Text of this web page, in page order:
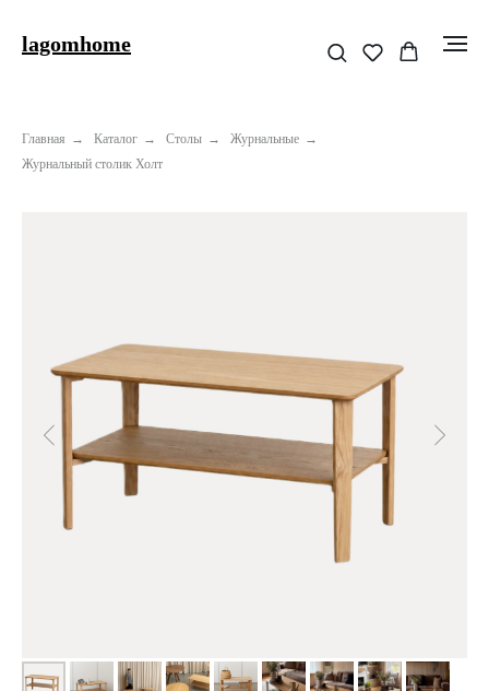
lagomhome
Главная → Каталог → Столы → Журнальные →
Журнальный столик Холт